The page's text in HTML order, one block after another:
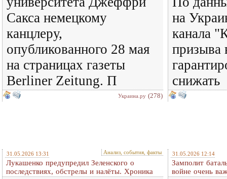
Сакса немецкому
канцлеру,
опубликованного 28 мая
на страницах газеты
Berliner Zeitung. П
Украина.ру (278)
на
канала
снижать
31.05.2026 13:31 Анализ, события, факты
Лукашенко предупредил Зеленского о
последствиях, обстрелы и налёты. Хроника
31.05.2026 12:14
Замполит
войне очень